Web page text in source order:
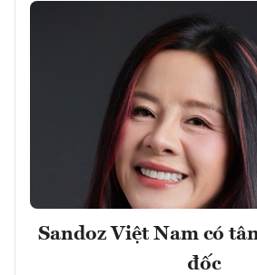
Sandoz Việt Nam có
đốc